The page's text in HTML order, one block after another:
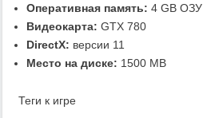
Оперативная память: 4 GB ОЗУ
Видеокарта: GTX 780
DirectX: версии 11
Место на диске: 1500 MB
Теги к игре